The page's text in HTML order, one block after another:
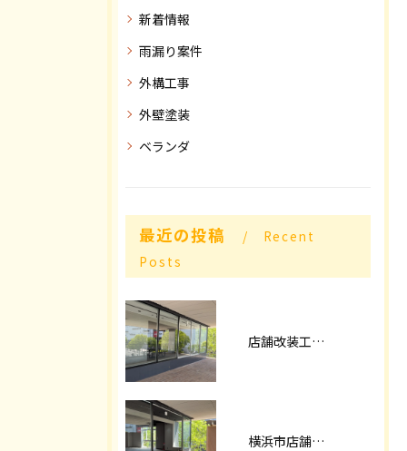
新着情報
雨漏り案件
外構工事
外壁塗装
ベランダ
最近の投稿
Recent
Posts
店舗改装工事パート2
横浜市店舗改装